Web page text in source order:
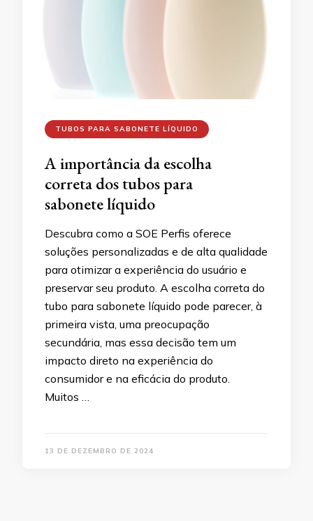
TUBOS PARA SABONETE LÍQUIDO
A importância da escolha
correta dos tubos para
sabonete líquido
Descubra como a SOE Perfis oferece
soluções personalizadas e de alta qualidade
para otimizar a experiência do usuário e
preservar seu produto. A escolha correta do
tubo para sabonete líquido pode parecer, à
primeira vista, uma preocupação
secundária, mas essa decisão tem um
impacto direto na experiência do
consumidor e na eficácia do produto.
Muitos …
13 DE DEZEMBRO DE 2024